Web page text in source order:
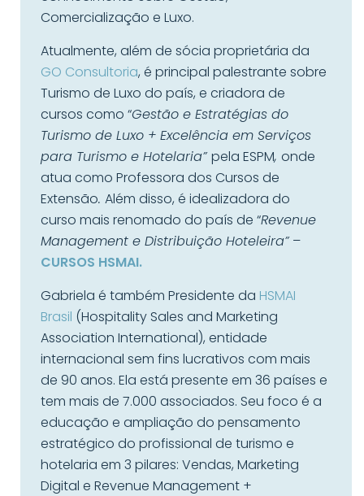
Comercialização e Luxo.
Atualmente, além de sócia proprietária da
GO Consultoria, é principal palestrante sobre
Turismo de Luxo do país, e criadora de
cursos como “Gestão e Estratégias do
Turismo de Luxo + Excelência em Serviços
para Turismo e Hotelaria”pela ESPM, onde
atua como Professora dos Cursos de
Extensão. Além disso, é idealizadora do
curso mais renomado do país de “Revenue
Management e Distribuição Hoteleira”–
CURSOS HSMAI.
Gabriela é também Presidente da HSMAI
Brasil (Hospitality Sales and Marketing
Association International), entidade
internacional sem fins lucrativos com mais
de 90 anos. Ela está presente em 36 países e
tem mais de 7.000 associados. Seu foco é a
educação e ampliação do pensamento
estratégico do profissional de turismo e
hotelaria em 3 pilares: Vendas, Marketing
Digital e Revenue Management +